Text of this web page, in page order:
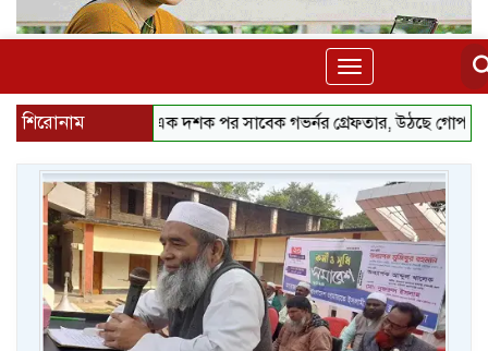
Toggle
navigation
শিরোনামনিখোঁজের এক দশক পর সাবেক গভর্নর গ্রেফতার, উঠছে গোপন নথি